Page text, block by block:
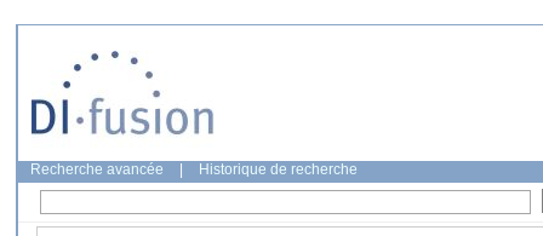
Recherche avancée Historique de recherche